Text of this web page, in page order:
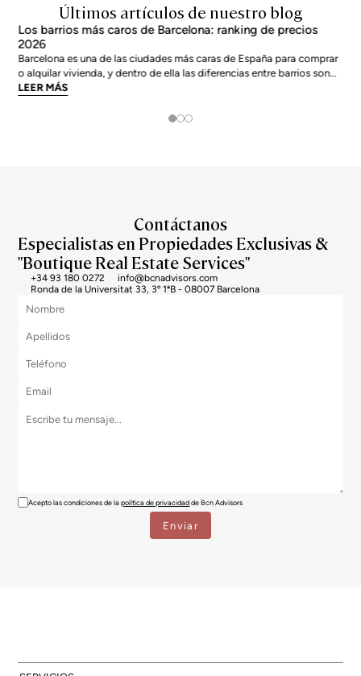
Últimos artículos de nuestro blog
Los barrios más caros de Barcelona: ranking de precios
2026
Barcelona es una de las ciudades más caras de España para comprar
o alquilar vivienda, y dentro de ella las diferencias entre barrios son
enormes. El precio medio de la ciudad se sitúa en torno a los 5.269
LEER MÁS
Contáctanos
Especialistas en Propiedades Exclusivas &
"Boutique Real Estate Services"
+34 93 180 0272
info@bcnadvisors.com
Ronda de la Universitat 33, 3º 1ªB - 08007 Barcelona
Acepto las condiciones de lapolítica de privacidadde Bcn Advisors